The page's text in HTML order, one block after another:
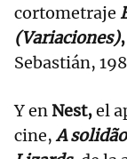
cortometraje
(Variaciones),
Sebastián,
Y en Nest,el
cine,A